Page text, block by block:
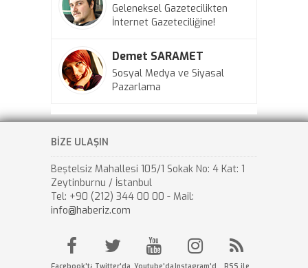
Geleneksel Gazetecilikten
İnternet Gazeteciliğine!
Demet SARAMET
Sosyal Medya ve Siyasal
Pazarlama
BİZE ULAŞIN
Beştelsiz Mahallesi 105/1 Sokak No: 4 Kat: 1
Zeytinburnu / İstanbul
Tel: +90 (212) 344 00 00 - Mail:
info@haberiz.com